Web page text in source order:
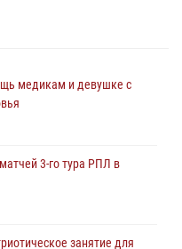
медикам и девушке с
3-го тура РПЛ в
занятие для